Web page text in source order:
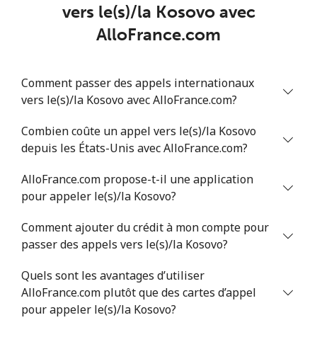
vers le(s)/la Kosovo avec
AlloFrance.com
Comment passer des appels internationaux
vers le(s)/la Kosovo avec AlloFrance.com?
Combien coûte un appel vers le(s)/la Kosovo
depuis les États-Unis avec AlloFrance.com?
AlloFrance.com propose-t-il une application
pour appeler le(s)/la Kosovo?
Comment ajouter du crédit à mon compte pour
passer des appels vers le(s)/la Kosovo?
Quels sont les avantages d’utiliser
AlloFrance.com plutôt que des cartes d’appel
pour appeler le(s)/la Kosovo?